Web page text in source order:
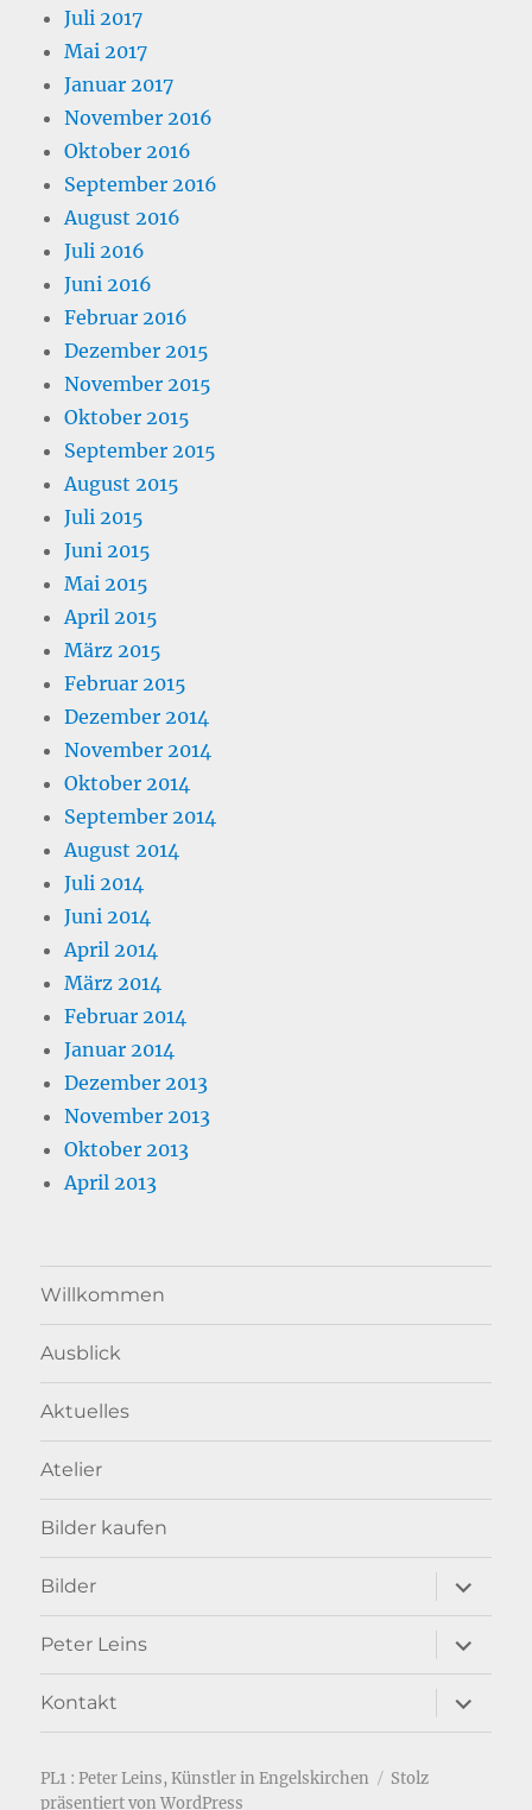
Juli 2017
Mai 2017
Januar 2017
November 2016
Oktober 2016
September 2016
August 2016
Juli 2016
Juni 2016
Februar 2016
Dezember 2015
November 2015
Oktober 2015
September 2015
August 2015
Juli 2015
Juni 2015
Mai 2015
April 2015
März 2015
Februar 2015
Dezember 2014
November 2014
Oktober 2014
September 2014
August 2014
Juli 2014
Juni 2014
April 2014
März 2014
Februar 2014
Januar 2014
Dezember 2013
November 2013
Oktober 2013
April 2013
Willkommen
Ausblick
Aktuelles
Atelier
Bilder kaufen
Bilder
anzeigen
Peter Leins
anzeigen
Kontakt
anzeigen
PL1 : Peter Leins, Künstler in Engelskirchen
Stolz
präsentiert von WordPress